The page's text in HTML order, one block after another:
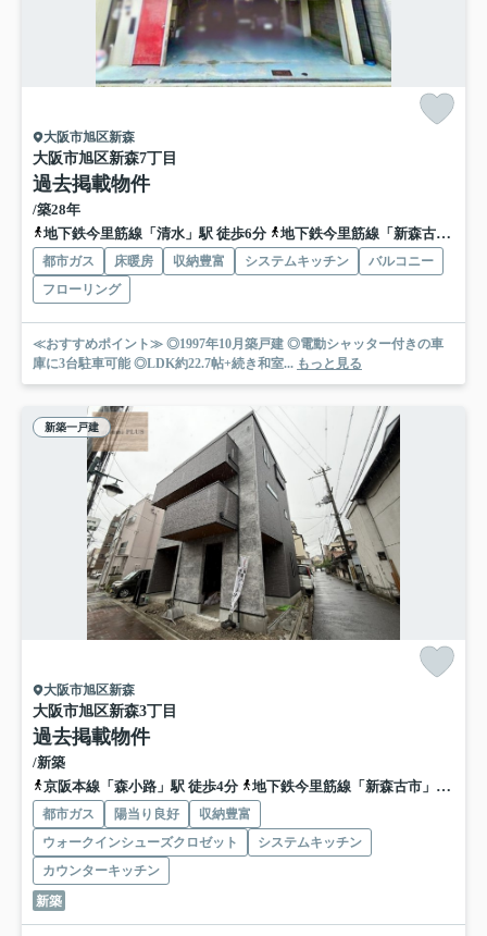
大阪市旭区新森
大阪市旭区新森7丁目
過去掲載物件
/築28年
地下鉄今里筋線「清水」駅 徒歩6分
地下鉄今里筋線「新森古市」駅 徒歩14分
都市ガス 床暖房 収納豊富 システムキッチン
バルコニー
フローリング
≪おすすめポイント≫ ◎1997年10月築戸建 ◎電動シャッター付きの車
庫に3台駐車可能 ◎LDK約22.7帖+続き和室... もっと見る
新築一戸建
大阪市旭区新森
大阪市旭区新森3丁目
過去掲載物件
/新築
京阪本線「森小路」駅 徒歩4分
地下鉄今里筋線「新森古市」駅 徒歩9分
都市ガス 陽当り良好
収納豊富
ウォークインシューズクロゼット
システムキッチン
カウンターキッチン
新築